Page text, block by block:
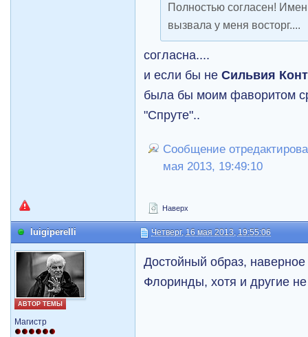
Полностью согласен!
вызвала у меня восторг....
согласна....
и если бы неСильвия
была бы моим фаворитом
"Спруте"..
Сообщение
мая 2013, 19:49:10
Наверх
luigiperelli Четверг, 16 мая 2013, 19:55:06
АВТОР ТЕМЫ
Магистр
Достойный образ,
Флоринды, хотя и другие